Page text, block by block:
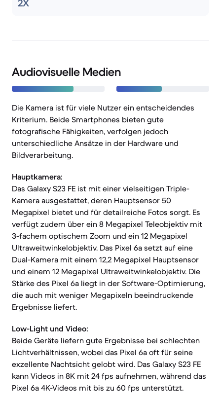
2X
Audiovisuelle Medien
Die Kamera ist für viele Nutzer ein entscheidendes
Kriterium. Beide Smartphones bieten gute
fotografische Fähigkeiten, verfolgen jedoch
unterschiedliche Ansätze in der Hardware und
Bildverarbeitung.
Hauptkamera:
Das Galaxy S23 FE ist mit einer vielseitigen Triple-
Kamera ausgestattet, deren Hauptsensor 50
Megapixel bietet und für detailreiche Fotos sorgt. Es
verfügt zudem über ein 8 Megapixel Teleobjektiv mit
3-fachem optischem Zoom und ein 12 Megapixel
Ultraweitwinkelobjektiv. Das Pixel 6a setzt auf eine
Dual-Kamera mit einem 12,2 Megapixel Hauptsensor
und einem 12 Megapixel Ultraweitwinkelobjektiv. Die
Stärke des Pixel 6a liegt in der Software-Optimierung,
die auch mit weniger Megapixeln beeindruckende
Ergebnisse liefert.
Low-Light und Video:
Beide Geräte liefern gute Ergebnisse bei schlechten
Lichtverhältnissen, wobei das Pixel 6a oft für seine
exzellente Nachtsicht gelobt wird. Das Galaxy S23 FE
kann Videos in 8K mit 24 fps aufnehmen, während das
Pixel 6a 4K-Videos mit bis zu 60 fps unterstützt.